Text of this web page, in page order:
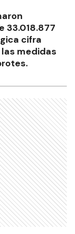
33.018.877
cifra
medidas